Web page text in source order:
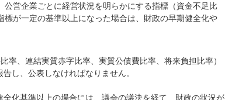
営企業ごとに経営状況を明らかにする指標（資金不足比
が一定の基準以上になった場合は、財政の早期健全化や
率、連結実質赤字比率、実質公債費比率、将来負担比率）
し、公表しなければなりません。
化基準以上の場合には、議会の議決を経て、財政の状況が